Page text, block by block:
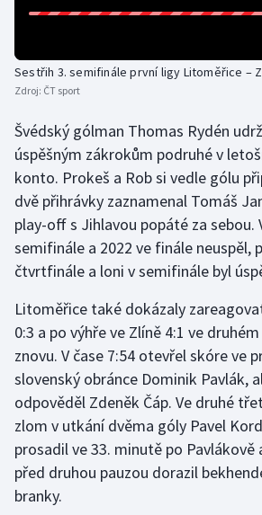
Lyže a snowboard
Motorsport
Olympijské hry
Parasport
Plavání
Plážový volejbal
Ragby
Rychlobruslení
Rychlostní kanoistika
Short track
Sportovní střelba
Sestřih 3. semifinále první ligy Litoměřice –
Zdroj: ČT sport
Švédský gólman Thomas Rydén
úspěšným zákrokům podruhé v
konto. Prokeš a Rob si vedle gólu
dvě přihrávky zaznamenal Tomáš
play-off s Jihlavou popáté za sebou.
semifinále a 2022 ve finále neuspěl,
čtvrtfinále a loni v semifinále byl
Litoměřice také dokázaly
0:3 a po výhře ve Zlíně 4:1 ve
znovu. V čase 7:54 otevřel skóre ve
slovenský obránce Dominik Pavlák,
odpověděl Zdeněk Čáp. Ve druhé
zlom v utkání dvěma góly Pavel
prosadil ve 33. minutě po Pavlákově
před druhou pauzou dorazil
branky.